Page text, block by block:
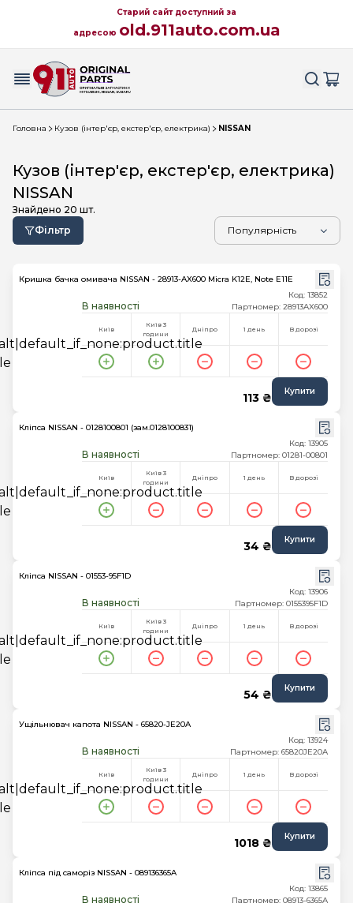
Старий сайт доступний за
адресою old.911auto.com.ua
Головна Кузов (інтер'єр, екстер'єр, електрика) NISSAN
Кузов (інтер'єр, екстер'єр, електрика)
NISSAN
Знайдено 20 шт.
Фільтр
Кришка бачка омивача NISSAN - 28913-AX600 Micra K12E, Note E11E
В наявності
Код: 13852
Партномер: 28913AX600
Київ
Київ 3
години
Дніпро 1 день В дорозі
113 ₴ Купити
Кліпса NISSAN - 0128100801 (зам.0128100831)
В наявності
Код: 13905
Партномер: 01281-00801
Київ
Київ 3
години
Дніпро 1 день В дорозі
34 ₴ Купити
Кліпса NISSAN - 01553-95F1D
В наявності
Код: 13906
Партномер: 0155395F1D
Київ
Київ 3
години
Дніпро 1 день В дорозі
54 ₴ Купити
Ущільнювач капота NISSAN - 65820-JE20A
В наявності
Код: 13924
Партномер: 65820JE20A
Київ
Київ 3
години
Дніпро 1 день В дорозі
1018 ₴ Купити
Кліпса під саморіз NISSAN - 089136365A
В наявності
Код: 13865
Партномер: 08913-6365A